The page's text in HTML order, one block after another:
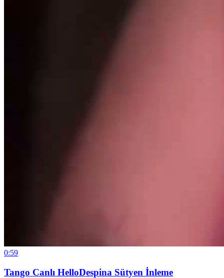
0:59
Tango Canlı HelloDespina Sütyen İnleme